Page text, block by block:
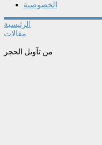
الخصوصية
الرئيسية
مقالات
من تآويل الحجر